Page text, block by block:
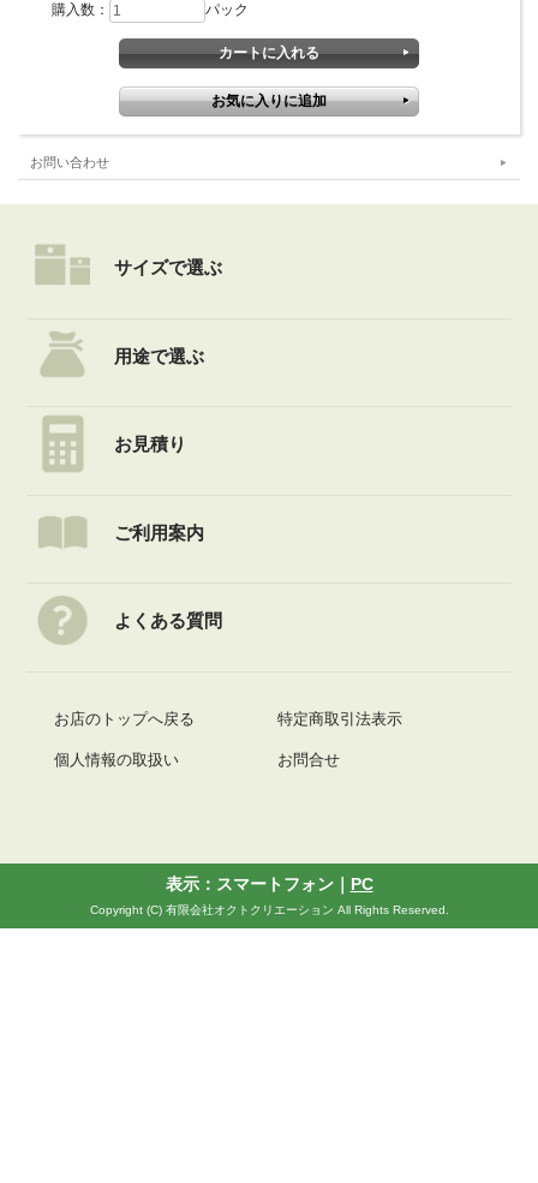
購入数： パック
お問い合わせ
サイズで選ぶ
用途で選ぶ
お見積り
ご利用案内
よくある質問
お店のトップへ戻る 特定商取引法表示
個人情報の取扱い お問合せ
表示：スマートフォン｜ PC
Copyright (C) 有限会社オクトクリエーション All Rights Reserved.